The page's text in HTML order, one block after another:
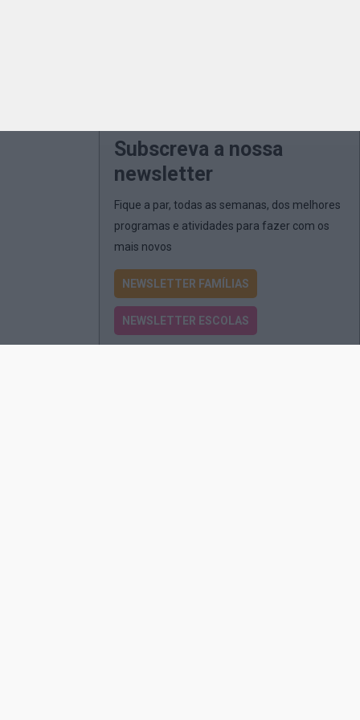
Subscreva a nossa
newsletter
Fique a par, todas as semanas, dos melhores
programas e atividades para fazer com os
mais novos
NEWSLETTER FAMÍLIAS
NEWSLETTER ESCOLAS